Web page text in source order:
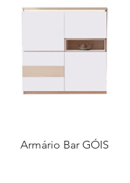
Armário Bar GÓIS